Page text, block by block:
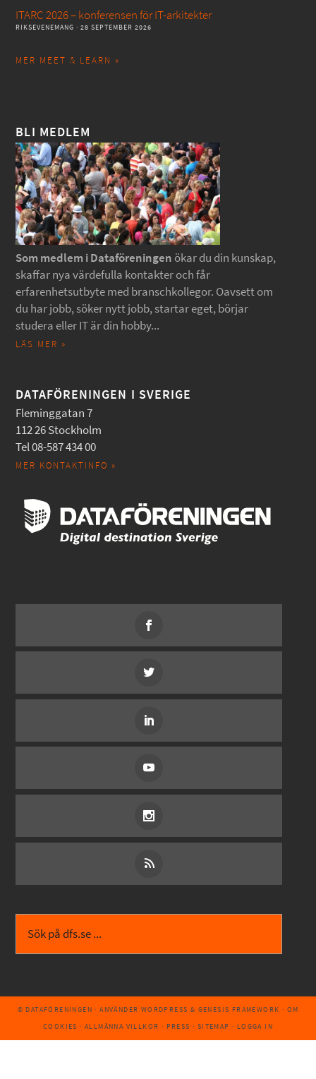
ITARC 2026 – konferensen för IT-arkitekter
RIKSEVENEMANG · 28 SEPTEMBER 2026
MER MEET & LEARN »
BLI MEDLEM
Som medlem i Dataföreningen ökar du din kunskap,
skaffar nya värdefulla kontakter och får
erfarenhetsutbyte med branschkollegor. Oavsett om
du har jobb, söker nytt jobb, startar eget, börjar
studera eller IT är din hobby...
LÄS MER »
DATAFÖRENINGEN I SVERIGE
Fleminggatan 7
112 26 Stockholm
Tel 08-587 434 00
MER KONTAKTINFO »
© DATAFÖRENINGEN · ANVÄNDER WORDPRESS & GENESIS FRAMEWORK · OM
COOKIES · ALLMÄNNA VILLKOR · PRESS · SITEMAP · LOGGA IN